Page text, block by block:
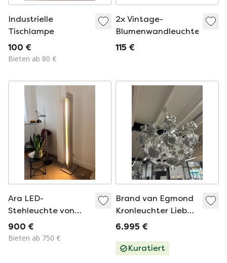
Industrielle
Tischlampe
100 €
Bieten ab 80 €
2x Vintage-
Blumenwandleuchten
115 €
Ara LED-
Stehleuchte von
Nemo Lighting
900 €
Bieten ab 750 €
Brand van Egmond
Kronleuchter Liebe
dich Liebe dich nicht
6.995 €
Kuratiert